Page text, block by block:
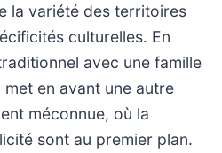
la variété des territoires
culturelles. En
avec une famille
met en avant une autre
méconnue, où la
sont au premier plan.